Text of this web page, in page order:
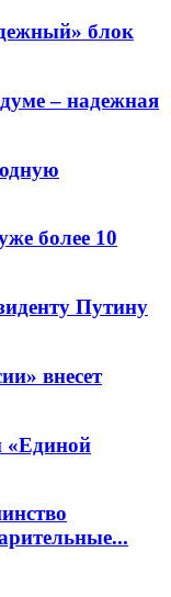
блок
– надежная
более 10
Путину
внесет
«Единой